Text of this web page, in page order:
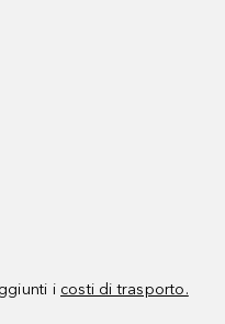
i costi di trasporto.